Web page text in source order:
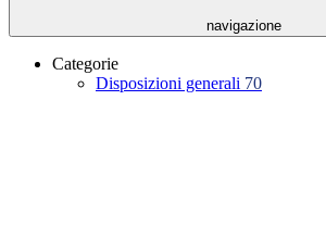
navigazione
Categorie
Disposizioni generali 70